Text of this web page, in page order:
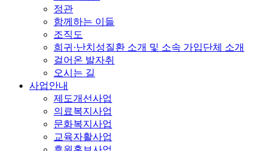
정관
함께하는 이들
조직도
희귀·난치성질환 소개 및 소속 가입단체 소개
걸어온 발자취
오시는 길
사업안내
제도개선사업
의료복지사업
문화복지사업
교육자활사업